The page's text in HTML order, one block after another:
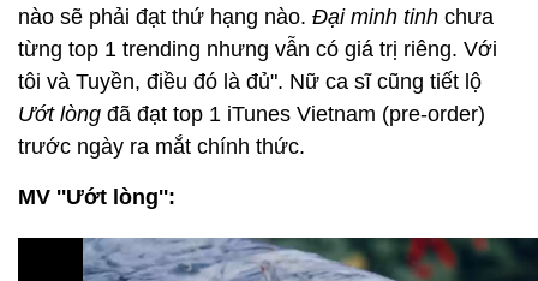
nào sẽ phải đạt thứ hạng nào. Đại minh tinh chưa
từng top 1 trending nhưng vẫn có giá trị riêng. Với
tôi và Tuyền, điều đó là đủ". Nữ ca sĩ cũng tiết lộ
Ướt lòng đã đạt top 1 iTunes Vietnam (pre-order)
trước ngày ra mắt chính thức.
MV ''Ướt lòng'':